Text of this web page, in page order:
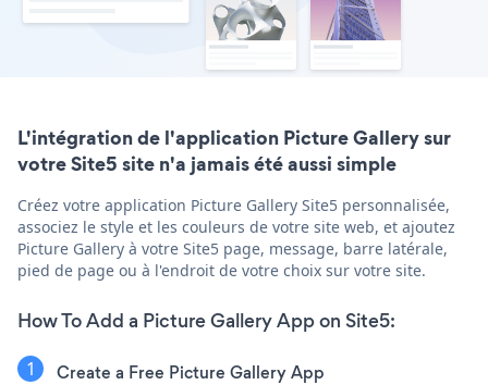
L'intégration de l'application Picture Gallery sur
votre Site5 site n'a jamais été aussi simple
Créez votre application Picture Gallery Site5 personnalisée,
associez le style et les couleurs de votre site web, et ajoutez
Picture Gallery à votre Site5 page, message, barre latérale,
pied de page ou à l'endroit de votre choix sur votre site.
How To Add a Picture Gallery App on Site5:
Create a Free Picture Gallery App